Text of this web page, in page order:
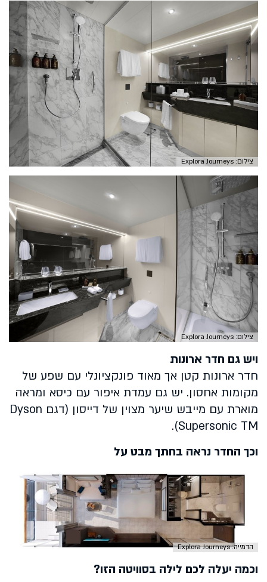
צילום: Explora Journeys
צילום: Explora Journeys
ויש גם חדר ארונות
חדר ארונות קטן אך מאוד פונקציונלי עם שפע של
מקומות אחסון. יש גם עמדת איפור עם כיסא ומראה
מוארת עם מייבש שיער מצוין של דייסון (דגם Dyson
Supersonic TM).
וכך החדר נראה בחתך מבט על
הדמייה: Explora Journeys
וכמה יעלה לכם לילה בסוויטה הזו?